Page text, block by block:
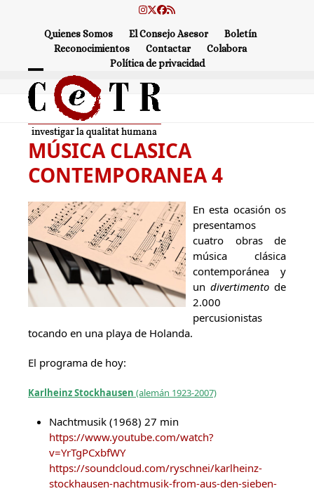
Instagram
Twitter
Facebook
RSS
Quienes Somos El Consejo Asesor
Boletín
Reconocimientos
Contactar
Colabora
Política de privacidad
Open
mobile
menu
Close
mobile
menu
MÚSICA CLASICA
CONTEMPORANEA 4
En esta ocasión os
presentamos
cuatro obras de
música clásica
contemporánea y
un divertimento de
2.000
percusionistas
tocando en una playa de Holanda.
El programa de hoy:
Karlheinz Stockhausen (alemán 1923-2007)
Nachtmusik (1968) 27 min
https://www.youtube.com/watch?
v=YrTgPCxbfWY
https://soundcloud.com/ryschnei/karlheinz-
stockhausen-nachtmusik-from-aus-den-sieben-